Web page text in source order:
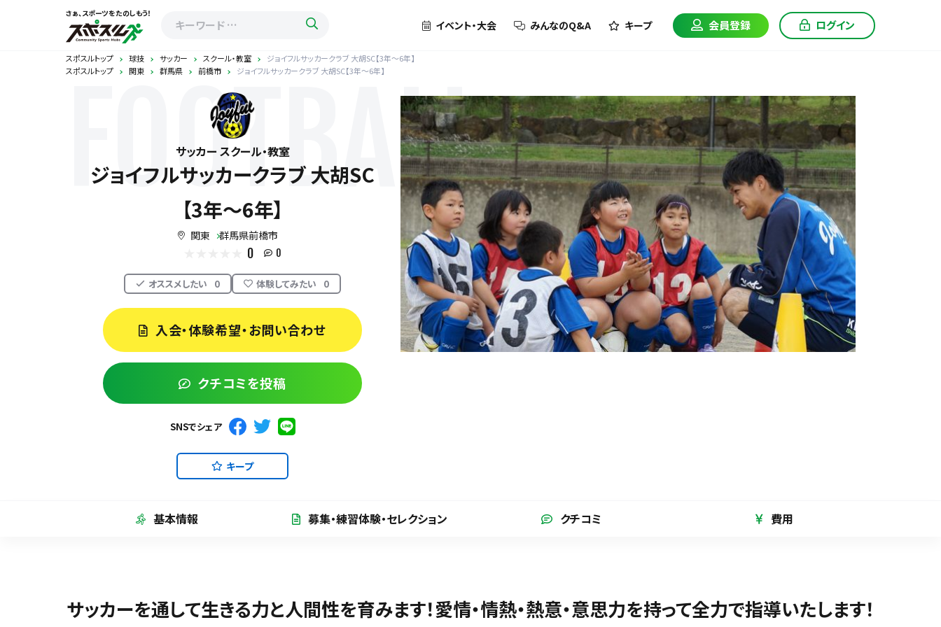
さぁ、スポーツをたのしもう！
イベント・大会 みんなのQ&A キープ 会員登録 ログイン
スポスルトップ 球技 サッカー スクール・教室
ジョイフルサッカークラブ 大胡SC【3年～6年】
スポスルトップ
関東 群馬県 前橋市 ジョイフルサッカークラブ 大胡SC【3年～6年】
FOOTBALL
サッカー スクール・教室
ジョイフルサッカークラブ 大胡SC
【3年～6年】
関東 群馬県前橋市
0 0
オススメしたい 0 体験してみたい 0
入会・体験希望・お問い合わせ
クチコミを投稿
SNSでシェア
キープ
基本情報 募集・練習体験・セレクション クチコミ 費用
サッカーを通して生きる力と人間性を育みます！愛情・情熱・熱意・意思力を持って全力で指導いたします！